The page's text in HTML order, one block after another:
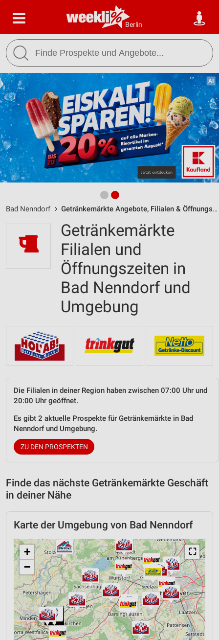
Berlin
Bad Nenndorf Getränkemärkte Angebote, Filialen & Öffnungszeiten
Getränkemärkte
Filialen und
Öffnungszeiten in
Bad Nenndorf und
Umgebung
Die Filialen in deiner Region haben zwischen 07:00 Uhr und
20:00 Uhr geöffnet.
Es gibt 2 aktuelle Prospekte für Getränkemärkte in Bad
Nenndorf und Umgebung.
ZU DEN PROSPEKTEN
Finde das nächste Getränkemärkte Geschäft
in deiner Nähe
Karte der Umgebung von Bad Nenndorf
⛶
+
−